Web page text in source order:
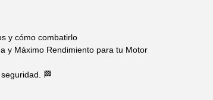
y cómo combatirlo
y Máximo Rendimiento para tu Motor
🏁